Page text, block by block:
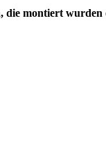
die montiert